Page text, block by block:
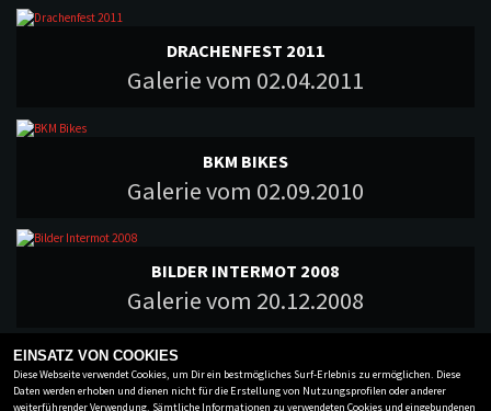
DRACHENFEST 2011
Galerie vom 02.04.2011
BKM BIKES
Galerie vom 02.09.2010
BILDER INTERMOT 2008
Galerie vom 20.12.2008
Zurück 1 2
EINSATZ VON COOKIES
Diese Webseite verwendet Cookies, um Dir ein bestmögliches Surf-Erlebnis zu ermöglichen. Diese
Daten werden erhoben und dienen nicht für die Erstellung von Nutzungsprofilen oder anderer
weiterführender Verwendung. Sämtliche Informationen zu verwendeten Cookies und eingebundenen